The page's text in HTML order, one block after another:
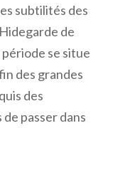
subtilités des
de
se situe
des grandes
des
de passer dans